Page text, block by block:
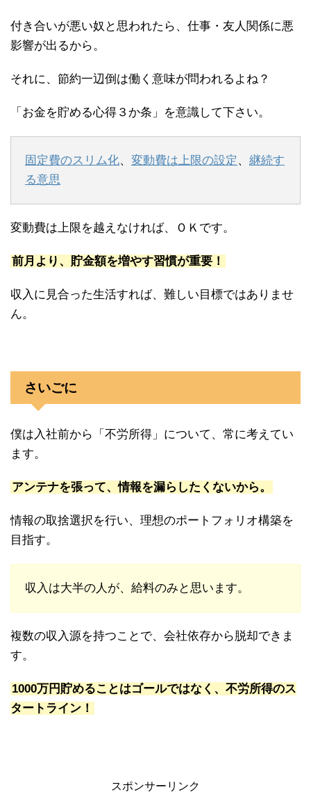
付き合いが悪い奴と思われたら、仕事・友人関係に悪
影響が出るから。
それに、節約一辺倒は働く意味が問われるよね？
「お金を貯める心得３か条」を意識して下さい。
固定費のスリム化、 変動費は上限の設定 、 継続す
る意思
変動費は上限を越えなければ、ＯＫです。
前月より、貯金額を増やす習慣が重要！
収入に見合った生活すれば、難しい目標ではありませ
ん。
さいごに
僕は入社前から「不労所得」について、常に考えてい
ます。
アンテナを張って、情報を漏らしたくないから。
情報の取捨選択を行い、理想のポートフォリオ構築を
目指す。
収入は大半の人が、給料のみと思います。
複数の収入源を持つことで、会社依存から脱却できま
す。
1000万円貯めることはゴールではなく、不労所得のス
タートライン！
スポンサーリンク